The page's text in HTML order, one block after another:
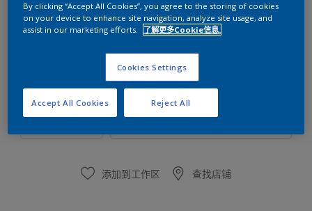
尺寸
16公斤
添加到工作区 查找店铺
By clicking “Accept All Cookies”, you agree to the storing of cookies
on your device to enhance site navigation, analyze site usage, and
assist in our marketing efforts.
了解更多Cookie信息.
Cookies Settings
Reject All
Accept All Cookies